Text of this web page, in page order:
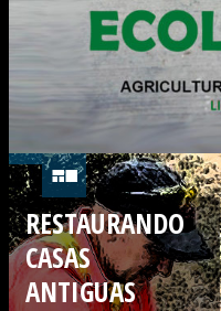
RESTAURANDO
CASAS
ANTIGUAS